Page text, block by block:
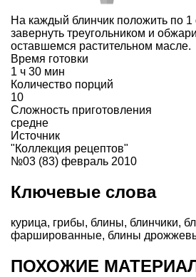
На каждый блинчик положить по 1
завернуть треугольником и
оставшемся растительном масле.
Время готовки
1 ч 30 мин
Количество порций
10
Сложность приготовления
средне
Источник
"Коллекция рецептов"
№03 (83) февраль 2010
Ключевые слова
курица, грибы, блины, блинчики,
фаршированные, блины
ПОХОЖИЕ